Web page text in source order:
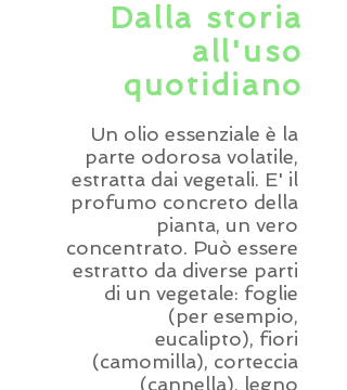
Dalla storia
all'uso
quotidiano
Un olio essenziale è la
parte odorosa volatile,
estratta dai vegetali. E' il
profumo concreto della
pianta, un vero
concentrato. Può essere
estratto da diverse parti
di un vegetale: foglie
(per esempio,
eucalipto), fiori
(camomilla), corteccia
(cannella), legno